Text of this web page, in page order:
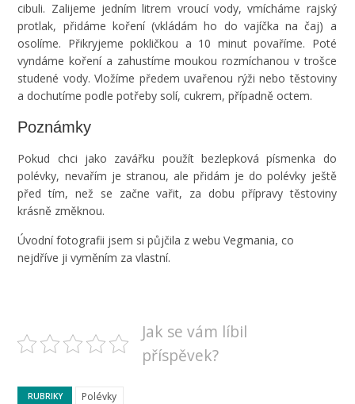
cibuli. Zalijeme jedním litrem vroucí vody, vmícháme rajský
protlak, přidáme koření (vkládám ho do vajíčka na čaj) a
osolíme. Přikryjeme pokličkou a 10 minut povaříme. Poté
vyndáme koření a zahustíme moukou rozmíchanou v trošce
studené vody. Vložíme předem uvařenou rýži nebo těstoviny
a dochutíme podle potřeby solí, cukrem, případně octem.
Poznámky
Pokud chci jako zavářku použít bezlepková písmenka do
polévky, nevařím je stranou, ale přidám je do polévky ještě
před tím, než se začne vařit, za dobu přípravy těstoviny
krásně změknou.
Úvodní fotografii jsem si půjčila z webu Vegmania, co
nejdříve ji vyměním za vlastní.
Jak se vám líbil
příspěvek?
RUBRIKY Polévky